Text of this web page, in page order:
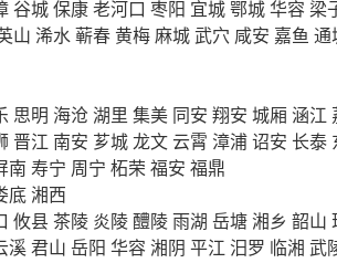
谷城保康老河口 枣阳 宜城鄂城华容 梁
山 浠水蕲春黄梅麻城武穴 咸安 嘉鱼 通
思明 海沧 湖里 集美 同安 翔安 城厢 涵江
晋江 南安 芗城龙文 云霄 漳浦诏安 长泰
南 寿宁 周宁 柘荣 福安 福鼎
底湘西
攸县茶陵 炎陵醴陵雨湖 岳塘湘乡 韶山
溪君山 岳阳 华容湘阴 平江 汨罗 临湘 武